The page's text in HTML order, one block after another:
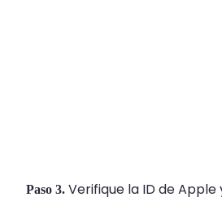
Paso 3. Verifique la ID de